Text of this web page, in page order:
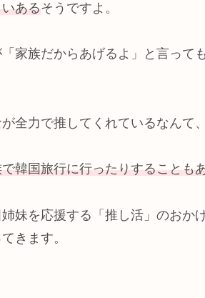
あるそうですよ。
家族だからあげるよ」と言って
全力で推してくれているなんて
韓国旅行に行ったりすることも
妹を応援する「推し活」のおか
きます。